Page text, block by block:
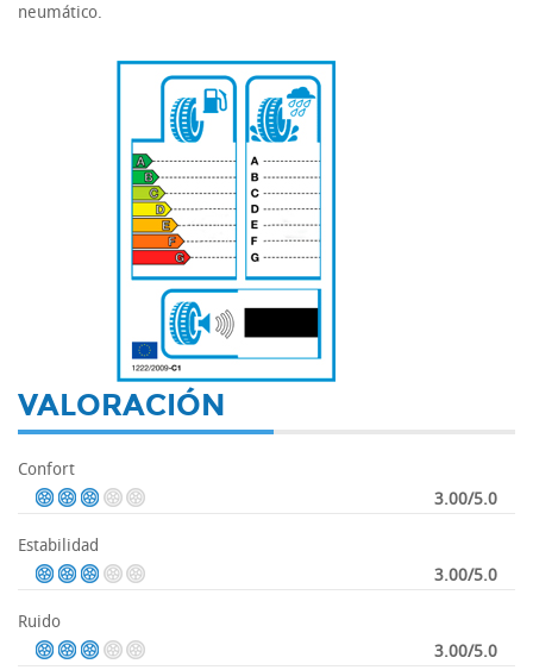
neumático.
VALORACIÓN
Confort
3.00/5.0
Estabilidad
3.00/5.0
Ruido
3.00/5.0